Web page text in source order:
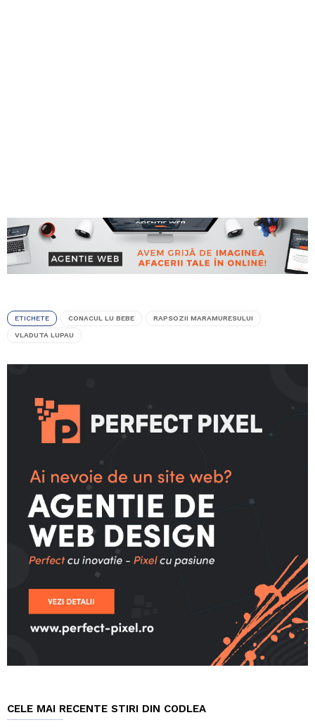
ETICHETE CONACUL LU BEBE RAPSOZII MARAMURESULUI
VLADUTA LUPAU
CELE MAI RECENTE STIRI DIN CODLEA